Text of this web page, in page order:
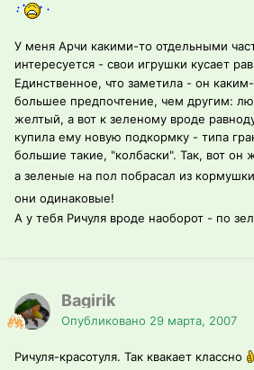
У меня Арчи какими-то отдельными
интересуется - свои игрушки кусает
Единственное, что заметила - он
большее предпочтение, чем другим:
желтый, а вот к зеленому вроде
купила ему новую подкормку - типа
большие такие, "колбаски". Так, вот он
а зеленые на пол побрасал из кормушки
они одинаковые!
А у тебя Ричуля вроде наобoрот - по
Bagirik
Опубликовано 29 марта, 2007
Ричуля-красотуля. Так квакает классно